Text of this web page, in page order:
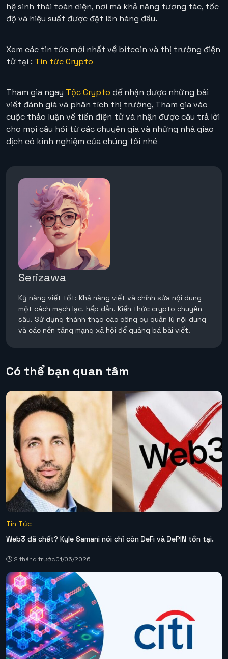
hệ sinh thái toàn diện, nơi mà khả năng tương tác, tốc
độ và hiệu suất được đặt lên hàng đầu.
Xem các tin tức mới nhất về bitcoin và thị trường điện
tử tại : Tin tức Crypto
Tham gia ngay Tộc Crypto để nhận được những bài
viết đánh giá và phân tích thị trường, Tham gia vào
cuộc thảo luận về tiền điện tử và nhận được câu trả lời
cho mọi câu hỏi từ các chuyên gia và những nhà giao
dịch có kinh nghiệm của chúng tôi nhé
Serizawa
Kỹ năng viết tốt: Khả năng viết và chỉnh sửa nội dung
một cách mạch lạc, hấp dẫn. Kiến thức crypto chuyên
sâu. Sử dụng thành thạo các công cụ quản lý nội dung
và các nền tảng mạng xã hội để quảng bá bài viết.
Có thể bạn quan tâm
Tin Tức
Web3 đã chết? Kyle Samani nói chỉ còn DeFi và DePIN tồn tại.
2 tháng trước01/06/2026